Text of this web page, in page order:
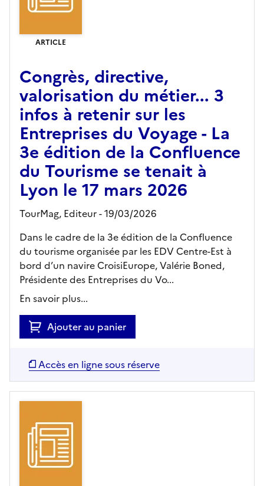
ARTICLE
Congrès, directive,
valorisation du métier... 3
infos à retenir sur les
Entreprises du Voyage - La
3e édition de la Confluence
du Tourisme se tenait à
Lyon le 17 mars 2026
TourMag, Editeur- 19/03/2026
Dans le cadre de la 3e édition de la Confluence
du tourisme organisée par les EDV Centre-Est à
bord d’un navire CroisiEurope, Valérie Boned,
Présidente des Entreprises du Vo...
En savoir plus...
Ajouter au panier
Accès en ligne sous réserve